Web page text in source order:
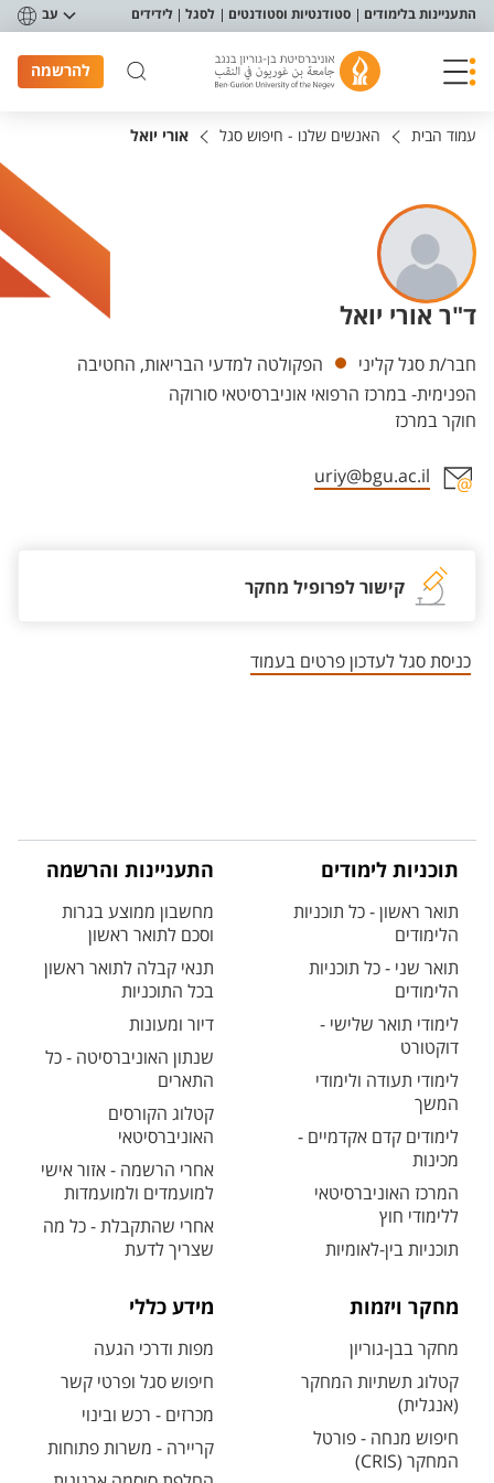
תפריט נגישות
התעניינות בלימודים סטודנטיות וסטודנטים לסגל לידידים עב
להרשמה
עמוד הבית האנשים שלנו - חיפוש סגל אורי יואל
ד"ר אורי יואל
יחידות
חבר/ת סגל קליני
הפקולטה למדעי הבריאות, החטיבה
הפנימית- במרכז הרפואי אוניברסיטאי סורוקה
חוקר במרכז
uriy@bgu.ac.il
קישור לפרופיל מחקר
כניסת סגל לעדכון פרטים בעמוד
תוכניות לימודים
תואר ראשון - כל תוכניות
הלימודים
תואר שני - כל תוכניות
הלימודים
לימודי תואר שלישי -
דוקטורט
לימודי תעודה ולימודי
המשך
לימודים קדם אקדמיים -
מכינות
המרכז האוניברסיטאי
ללימודי חוץ
תוכניות בין-לאומיות
התעניינות והרשמה
מחשבון ממוצע בגרות
וסכם לתואר ראשון
תנאי קבלה לתואר ראשון
בכל התוכניות
דיור ומעונות
שנתון האוניברסיטה - כל
התארים
קטלוג הקורסים
האוניברסיטאי
אחרי הרשמה - אזור אישי
למועמדים ולמועמדות
אחרי שהתקבלת - כל מה
שצריך לדעת
מחקר ויזמות
מחקר בבן-גוריון
קטלוג תשתיות המחקר
(אנגלית)
חיפוש מנחה - פורטל
המחקר (CRIS)
מידע כללי
מפות ודרכי הגעה
חיפוש סגל ופרטי קשר
מכרזים - רכש ובינוי
קריירה - משרות פתוחות